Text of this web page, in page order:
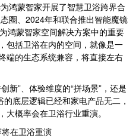
鸿蒙智家开展了智慧卫浴跨界合
圈、2024年和联合推出智能魔镜
鸿蒙智家空间解决方案中的重要
括卫浴在内的空间，就像是一
端的生态系统兼容，将直接左右
新”、体验维度的“拼场景”，还是
底层逻辑已经和家电产品无二，
概率会在卫浴行业重演。
在卫浴重演